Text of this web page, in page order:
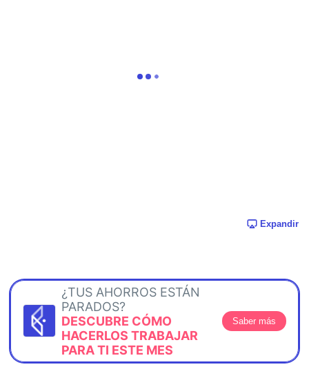
Expandir
¿TUS AHORROS ESTÁN
PARADOS?
DESCUBRE CÓMO
HACERLOS TRABAJAR
PARA TI ESTE MES
Saber más